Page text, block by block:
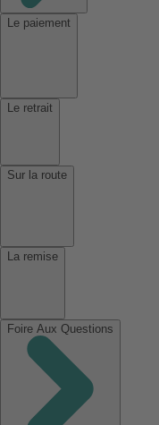
Le paiement
Le retrait
Sur la route
La remise
Foire Aux Questions